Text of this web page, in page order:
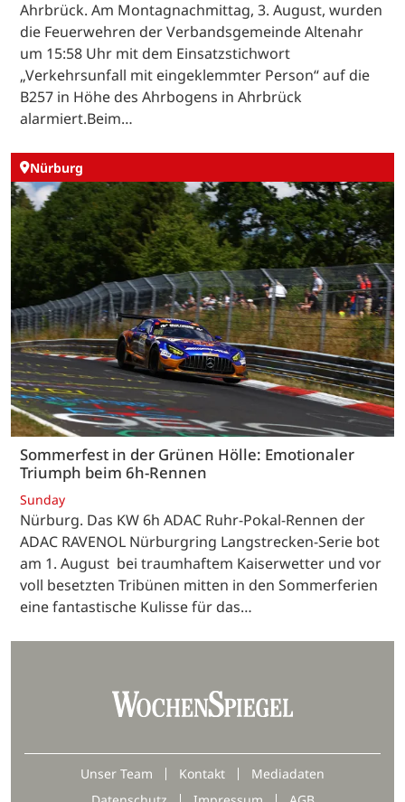
Ahrbrück. Am Montagnachmittag, 3. August, wurden
die Feuerwehren der Verbandsgemeinde Altenahr
um 15:58 Uhr mit dem Einsatzstichwort
„Verkehrsunfall mit eingeklemmter Person“ auf die
B257 in Höhe des Ahrbogens in Ahrbrück
alarmiert.Beim…
Nürburg
Sommerfest in der Grünen Hölle: Emotionaler
Triumph beim 6h-Rennen
Sunday
Nürburg. Das KW 6h ADAC Ruhr-Pokal-Rennen der
ADAC RAVENOL Nürburgring Langstrecken-Serie bot
am 1. August bei traumhaftem Kaiserwetter und vor
voll besetzten Tribünen mitten in den Sommerferien
eine fantastische Kulisse für das…
Unser Team Kontakt
Mediadaten